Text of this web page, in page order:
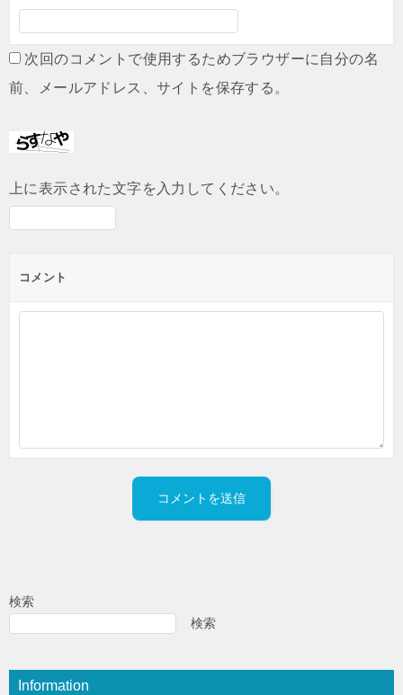
次回のコメントで使用するためブラウザーに自分の名
前、メールアドレス、サイトを保存する。
上に表示された文字を入力してください。
コメント
検索
検索
Information